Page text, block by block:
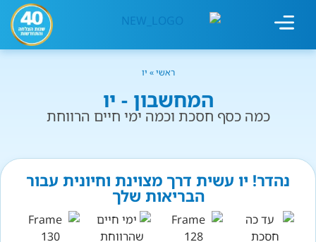
ראשי» יו
המחשבון - יו
כמה כסף חסכת וכמה ימי חיים הרווחת
נהדר! יו עשית דרך מצוינת וחיונית עבור
הבריאות שלך